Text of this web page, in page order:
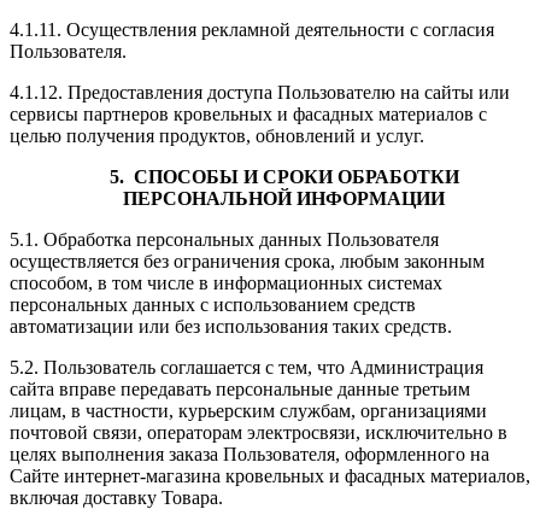
4.1.11. Осуществления рекламной деятельности с согласия
Пользователя.
4.1.12. Предоставления доступа Пользователю на сайты или
сервисы партнеров кровельных и фасадных материалов с
целью получения продуктов, обновлений и услуг.
5. СПОСОБЫ И СРОКИ ОБРАБОТКИ
ПЕРСОНАЛЬНОЙ ИНФОРМАЦИИ
5.1. Обработка персональных данных Пользователя
осуществляется без ограничения срока, любым законным
способом, в том числе в информационных системах
персональных данных с использованием средств
автоматизации или без использования таких средств.
5.2. Пользователь соглашается с тем, что Администрация
сайта вправе передавать персональные данные третьим
лицам, в частности, курьерским службам, организациями
почтовой связи, операторам электросвязи, исключительно в
целях выполнения заказа Пользователя, оформленного на
Сайте интернет-магазина кровельных и фасадных материалов,
включая доставку Товара.